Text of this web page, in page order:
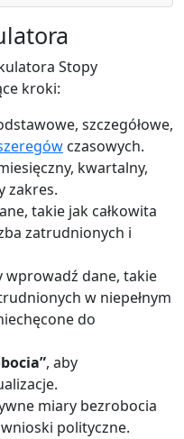
Stopy
kroki:
szczegółowe,
czasowych.
kwartalny,
zakres.
takie jak całkowita
zatrudnionych i
wprowadź dane, takie
w niepełnym
do
, aby
miary bezrobocia
polityczne.